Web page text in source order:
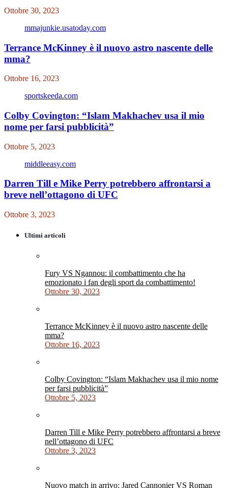
Ottobre 30, 2023
mmajunkie.usatoday.com
Terrance McKinney è il nuovo astro nascente delle
mma?
Ottobre 16, 2023
sportskeeda.com
Colby Covington: “Islam Makhachev usa il mio
nome per farsi pubblicità”
Ottobre 5, 2023
middleeasy.com
Darren Till e Mike Perry potrebbero affrontarsi a
breve nell’ottagono di UFC
Ottobre 3, 2023
Ultimi articoli
Fury VS Ngannou: il combattimento che ha
emozionato i fan degli sport da combattimento!
Ottobre 30, 2023
Terrance McKinney è il nuovo astro nascente delle
mma?
Ottobre 16, 2023
Colby Covington: “Islam Makhachev usa il mio nome
per farsi pubblicità”
Ottobre 5, 2023
Darren Till e Mike Perry potrebbero affrontarsi a breve
nell’ottagono di UFC
Ottobre 3, 2023
Nuovo match in arrivo: Jared Cannonier VS Roman